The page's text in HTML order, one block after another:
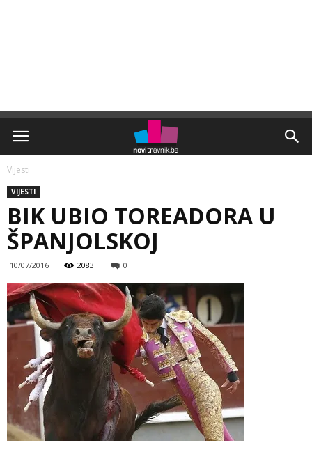
Vijesti
VIJESTI
BIK UBIO TOREADORA U
ŠPANJOLSKOJ
10/07/2016 2083 0